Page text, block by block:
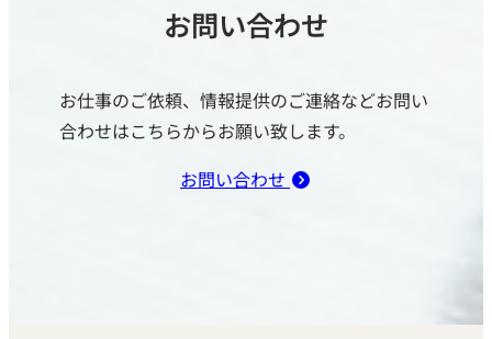
お問い合わせ
お仕事のご依頼、情報提供のご連絡などお問い
合わせはこちらからお願い致します。
お問い合わせ